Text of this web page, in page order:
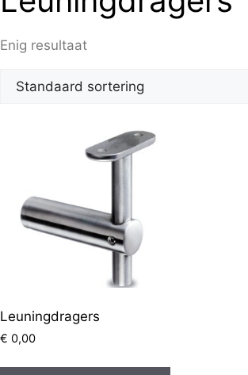
Enig resultaat
Leuningdragers
€ 0,00